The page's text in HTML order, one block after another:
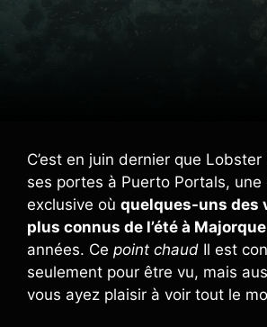
C’est en juin dernier que
ses portes à Puerto Portals,
exclusive où quelques-uns des
plus connus de l’été à Majorque
années. Ce point chaud Il est
seulement pour être vu, mais
vous ayez plaisir à voir tout le